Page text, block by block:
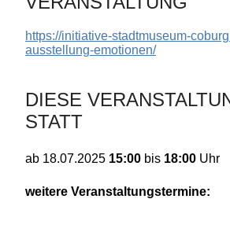
https://initiative-stadtmuseum-
ausstellung-emotionen/
DIESE
STATT
ab 18.07.2025 15:00 bis 18:00 Uhr
weitere Veranstaltungstermine: